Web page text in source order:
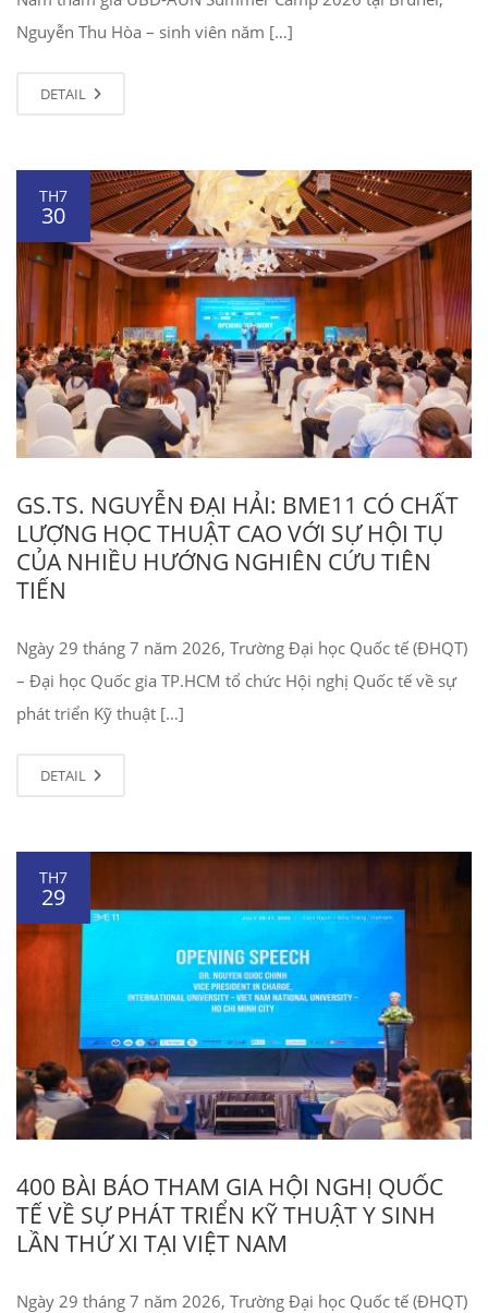
Nguyễn Thu Hòa – sinh viên năm […]
DETAIL
TH7
30
GS.TS. NGUYỄN ĐẠI HẢI: BME11 CÓ CHẤT
LƯỢNG HỌC THUẬT CAO VỚI SỰ HỘI TỤ
CỦA NHIỀU HƯỚNG NGHIÊN CỨU TIÊN
TIẾN
Ngày 29 tháng 7 năm 2026, Trường Đại học Quốc tế (ĐHQT)
– Đại học Quốc gia TP.HCM tổ chức Hội nghị Quốc tế về sự
phát triển Kỹ thuật […]
DETAIL
TH7
29
400 BÀI BÁO THAM GIA HỘI NGHỊ QUỐC
TẾ VỀ SỰ PHÁT TRIỂN KỸ THUẬT Y SINH
LẦN THỨ XI TẠI VIỆT NAM
Ngày 29 tháng 7 năm 2026, Trường Đại học Quốc tế (ĐHQT)